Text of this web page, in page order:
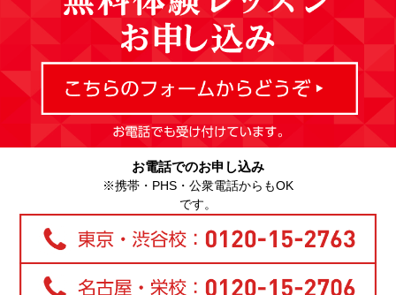
お電話でのお申し込み
※携帯・PHS・公衆電話からもOK
です。